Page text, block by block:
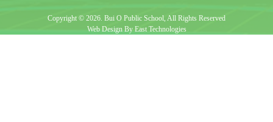
Copyright © 2026. Bui O Public School, All Rights Reserved
Web Design By East Technologies